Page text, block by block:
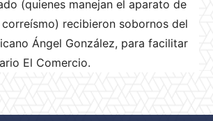
(quienes manejan el aparato de
recibieron sobornos del
Ángel González, para facilitar
El Comercio.